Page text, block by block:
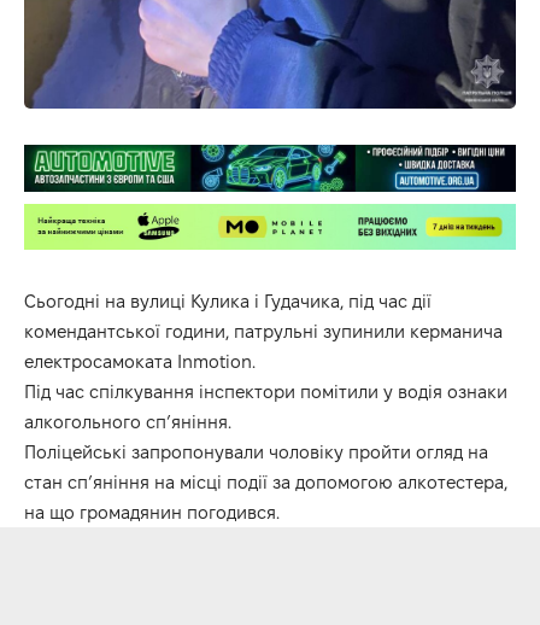
Сьогодні на вулиці Кулика і Гудачика, під час дії
комендантської години, патрульні зупинили керманича
електросамоката Inmotion.
Під час спілкування інспектори помітили у водія ознаки
алкогольного спʼяніння.
Поліцейські запропонували чоловіку пройти огляд на
стан спʼяніння на місці події за допомогою алкотестера,
на що громадянин погодився.